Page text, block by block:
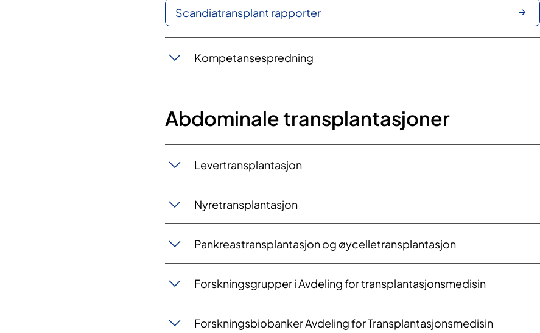
Scandiatransplant rapporter
Kompetansespredning
Abdominale transplantasjoner
Levertransplantasjon
Nyretransplantasjon
Pankreastransplantasjon og øycelletransplantasjon
Forskningsgrupper i Avdeling for transplantasjonsmedisin
Forskningsbiobanker Avdeling for Transplantasjonsmedisin